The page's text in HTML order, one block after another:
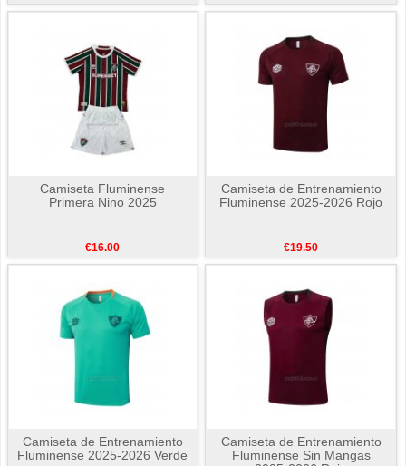
Camiseta Fluminense
Primera Nino 2025
€16.00
Camiseta de Entrenamiento
Fluminense 2025-2026 Rojo
€19.50
Camiseta de Entrenamiento
Fluminense 2025-2026 Verde
Camiseta de Entrenamiento
Fluminense Sin Mangas